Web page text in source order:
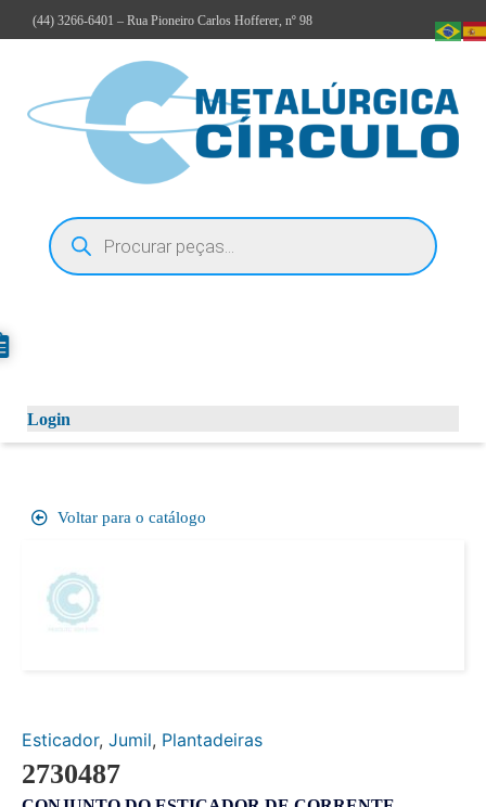
(44) 3266-6401 – Rua Pioneiro Carlos Hofferer, nº 98
Login
Voltar para o catálogo
Esticador, Jumil, Plantadeiras
2730487